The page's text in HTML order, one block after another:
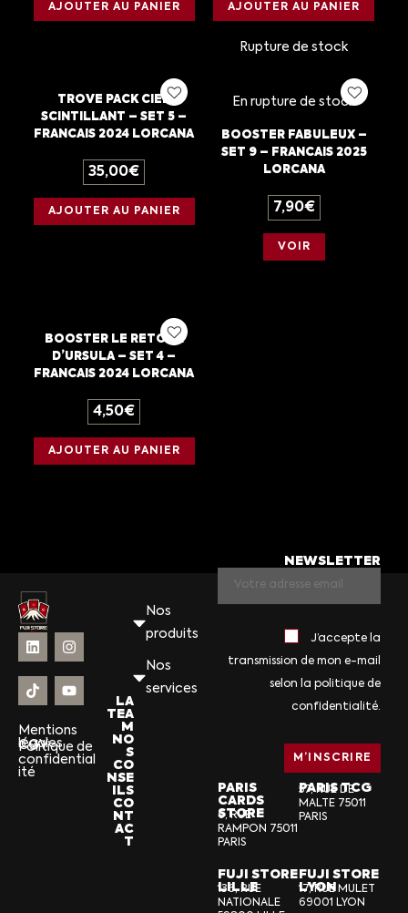
AJOUTER AU PANIER AJOUTER AU PANIER
TROVE PACK CIEL
SCINTILLANT – SET 5 –
FRANCAIS 2024 LORCANA
35,00€
AJOUTER AU PANIER
Rupture de stock
En rupture de stock
BOOSTER FABULEUX –
SET 9 – FRANCAIS 2025
LORCANA
7,90€
VOIR
BOOSTER LE RETOUR
D’URSULA – SET 4 –
FRANCAIS 2024 LORCANA
4,50€
AJOUTER AU PANIER
Mentions
légales
CGV
Politique de
confidential
ité
Nos
produits
Nos
services
LA
TEA
M
NO
S
CO
NSE
ILS
CO
NT
AC
T
NEWSLETTER
J’accepte la
transmission de mon e-mail
selon la politique de
confidentialité.
PARIS
CARDS
STORE
6, RUE
RAMPON 75011
PARIS
PARIS TCG
57, RUE DE
MALTE 75011
PARIS
FUJI STORE
LILLE
136, RUE
NATIONALE
FUJI STORE
LYON
17, RUE MULET
69001 LYON